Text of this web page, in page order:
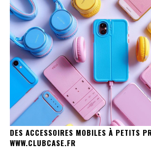
DES ACCESSOIRES MOBILES À PETITS
WWW.CLUBCASE.FR